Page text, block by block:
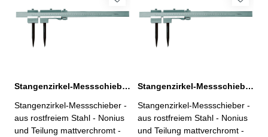
Stangenzirkel-Messschieber 300 mm
Stangenzirkel-Messschieber -
aus rostfreiem Stahl - Nonius
und Teilung mattverchromt -
Stangenzirkel-Messschieber 3000 mm
Stangenzirkel-Messschieber -
aus rostfreiem Stahl - Nonius
und Teilung mattverchromt -